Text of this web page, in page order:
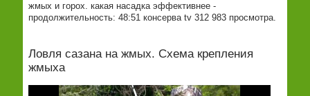
жмых и горох. какая насадка эффективнее -
продолжительность: 48:51 консерва tv 312 983 просмотра.
Ловля сазана на жмых. Схема крепления
жмыха